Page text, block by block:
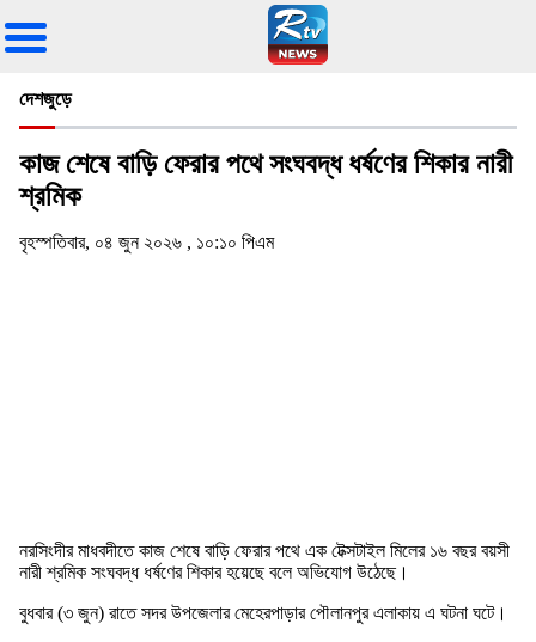
দেশজুড়ে
কাজ শেষে বাড়ি ফেরার পথে সংঘবদ্ধ ধর্ষণের শিকার নারী
শ্রমিক
বৃহস্পতিবার, ০৪ জুন ২০২৬ , ১০:১০ পিএম
নরসিংদীর মাধবদীতে কাজ শেষে বাড়ি ফেরার পথে এক টেক্সটাইল মিলের ১৬ বছর বয়সী
নারী শ্রমিক সংঘবদ্ধ ধর্ষণের শিকার হয়েছে বলে অভিযোগ উঠেছে।
বুধবার (৩ জুন) রাতে সদর উপজেলার মেহেরপাড়ার পৌলানপুর এলাকায় এ ঘটনা ঘটে।